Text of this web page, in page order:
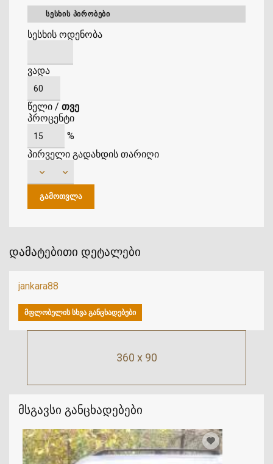
360 x 90
მსგავსი განცხადებები
ᲡᲔᲡᲮᲘᲡ ᲞᲘᲠᲝᲑᲔᲑᲘ
სესხის ოდენობა
ვადა
წელი / თვე
პროცენტი
%
პირველი გადახდის თარიღი
დამატებითი დეტალები
jankara88
ᲛᲤᲚᲝᲑᲔᲚᲘᲡ ᲡᲮᲕᲐ ᲒᲐᲜᲪᲮᲐᲓᲔᲑᲔᲑᲘ